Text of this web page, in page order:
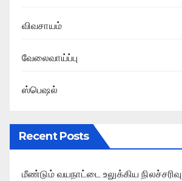
விவசாயம்
வேலைவாய்ப்பு
ஸ்பெஷல்
Recent Posts
மீண்டும் வயநாட்டை உலுக்கிய நிலச்சரிவு